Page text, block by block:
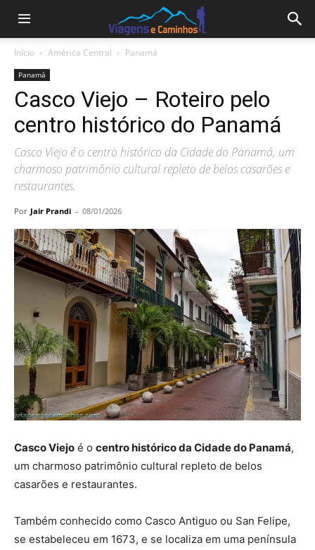
Início América Central Panamá
Panamá
Casco Viejo – Roteiro pelo
centro histórico do Panamá
Casco Viejo é o centro histórico da Cidade do Panamá, um
charmoso patrimônio cultural repleto de belos casarões e
restaurantes.
Por Jair Prandi - 08/01/2026
Casco Viejo é o centro histórico da Cidade do Panamá,
um charmoso patrimônio cultural repleto de belos
casarões e restaurantes.
Também conhecido como Casco Antiguo ou San Felipe,
se estabeleceu em 1673, e se localiza em uma península